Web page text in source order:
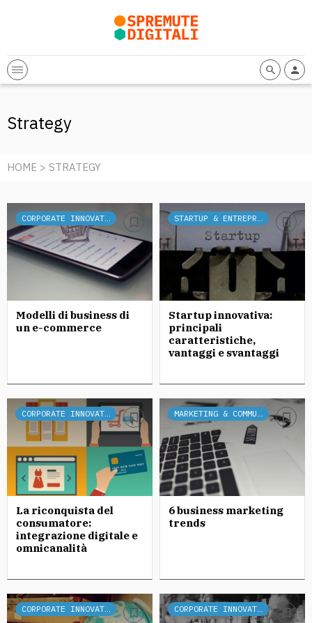
Strategy
HOME > STRATEGY
CORPORATE INNOVATION
Modelli di business di
un e-commerce
STARTUP & ENTREPRENEURSHIP
Startup innovativa:
principali
caratteristiche,
vantaggi e svantaggi
CORPORATE INNOVATION
La riconquista del
consumatore:
integrazione digitale e
omnicanalità
MARKETING & COMMUNICATION
6 business marketing
trends
CORPORATE INNOVATION CORPORATE INNOVATION